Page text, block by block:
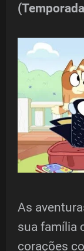
As
sua família
corações